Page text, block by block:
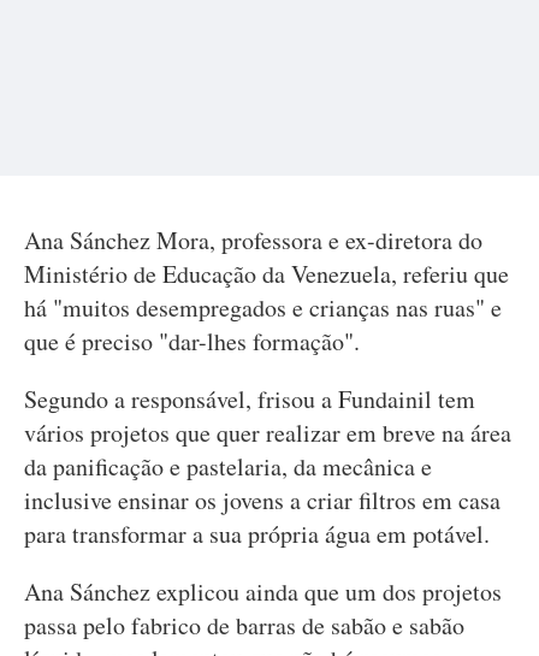
Ana Sánchez Mora, professora e ex-diretora do
Ministério de Educação da Venezuela, referiu que
há "muitos desempregados e crianças nas ruas" e
que é preciso "dar-lhes formação".
Segundo a responsável, frisou a Fundainil tem
vários projetos que quer realizar em breve na área
da panificação e pastelaria, da mecânica e
inclusive ensinar os jovens a criar filtros em casa
para transformar a sua própria água em potável.
Ana Sánchez explicou ainda que um dos projetos
passa pelo fabrico de barras de sabão e sabão